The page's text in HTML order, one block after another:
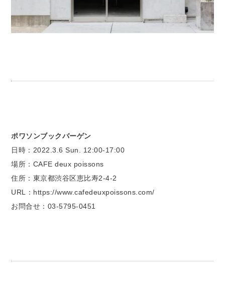
ポワソンブックバーゲン
日時：2022.3.6 Sun. 12:00-17:00
場所：CAFE deux poissons
住所：東京都渋谷区恵比寿2-4-2
URL：https://www.cafedeuxpoissons.com/
お問合せ：03-5795-0451